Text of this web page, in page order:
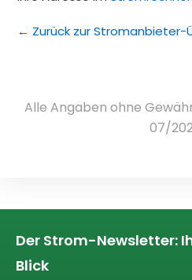
← Zurück zur Stromanbieter-
Alle Angaben ohne
07/
Der Strom-Newsletter:
Blick